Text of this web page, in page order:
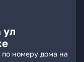
ул
номеру дома на